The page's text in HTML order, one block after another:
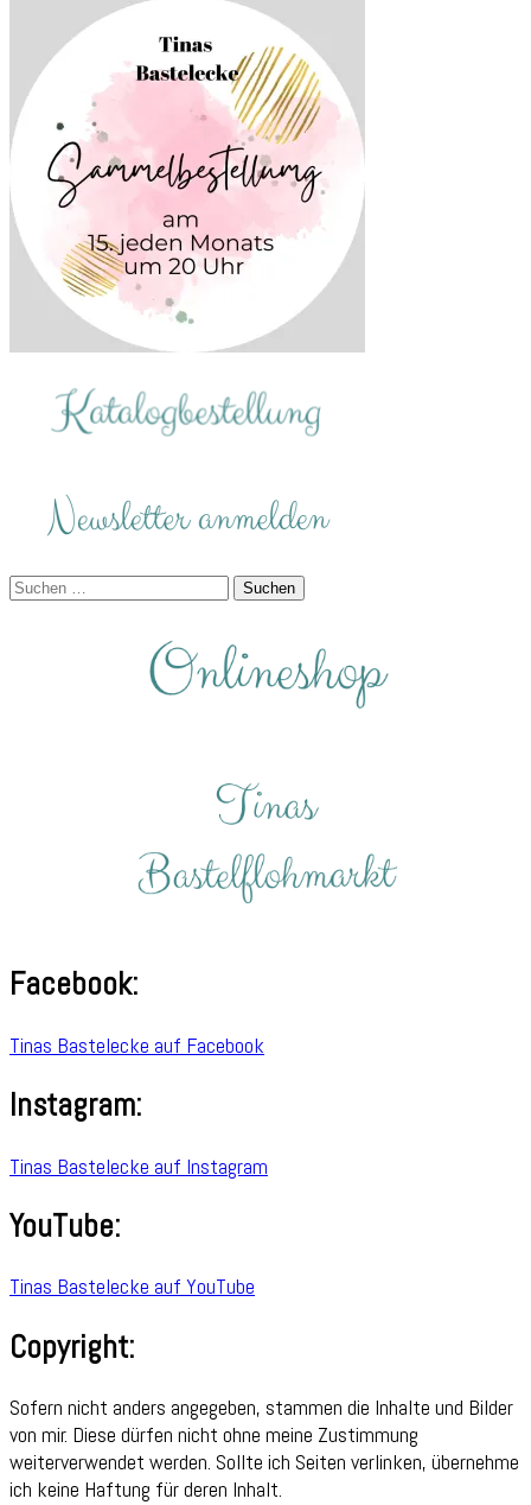
Suchen
Facebook:
Tinas Bastelecke auf Facebook
Instagram:
Tinas Bastelecke auf Instagram
YouTube:
Tinas Bastelecke auf YouTube
Copyright:
Sofern nicht anders angegeben, stammen die Inhalte und Bilder
von mir. Diese dürfen nicht ohne meine Zustimmung
weiterverwendet werden. Sollte ich Seiten verlinken, übernehme
ich keine Haftung für deren Inhalt.